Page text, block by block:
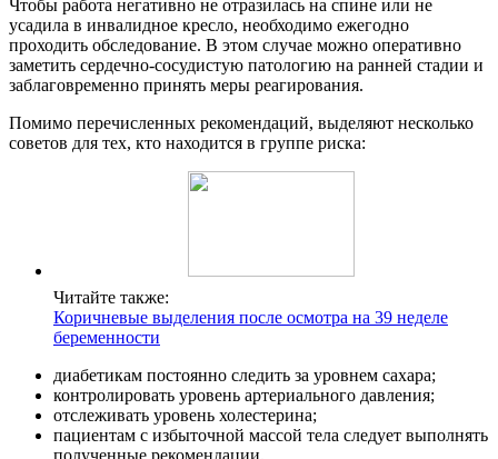
Чтобы работа негативно не отразилась на спине или не
усадила в инвалидное кресло, необходимо ежегодно
проходить обследование. В этом случае можно оперативно
заметить сердечно-сосудистую патологию на ранней стадии и
заблаговременно принять меры реагирования.
Помимо перечисленных рекомендаций, выделяют несколько
советов для тех, кто находится в группе риска:
Читайте также:
Коричневые выделения после осмотра на 39 неделе
беременности
диабетикам постоянно следить за уровнем сахара;
контролировать уровень артериального давления;
отслеживать уровень холестерина;
пациентам с избыточной массой тела следует выполнять
полученные рекомендации.